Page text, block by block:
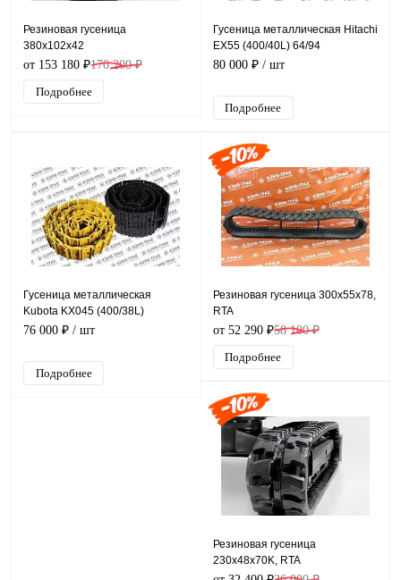
Резиновая гусеница
380x102x42
от 153 180 ₽170 200 ₽
Подробнее
Гусеница металлическая Hitachi
EX55 (400/40L) 64/94
80 000 ₽/ шт
Подробнее
Гусеница металлическая
Kubota KX045 (400/38L)
76 000 ₽ / шт
Подробнее
Резиновая гусеница 300x55x78,
RTA
от 52 290 ₽58 100 ₽
Подробнее
Резиновая гусеница
230x48x70K, RTA